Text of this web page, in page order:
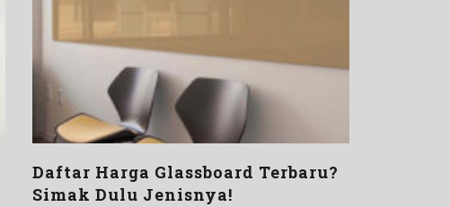
Daftar Harga Glassboard Terbaru?
Simak Dulu Jenisnya!